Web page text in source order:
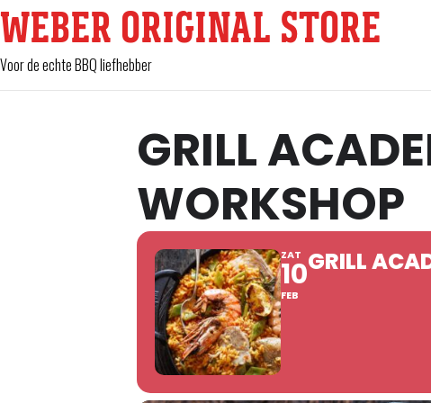
WEBER ORIGINAL STORE
Voor de echte BBQ liefhebber
GRILL
WORKSHOP
ZAT
10
FEB
GRILL